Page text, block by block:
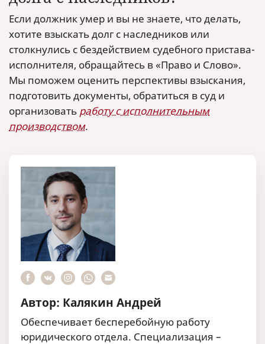
Если должник умер и вы не знаете, что делать,
хотите взыскать долг с наследников или
столкнулись с бездействием судебного пристава-
исполнителя, обращайтесь в «Право и Слово».
Мы поможем оценить перспективы взыскания,
подготовить документы, обратиться в суд и
организовать работу с исполнительным
производством.
Автор: Калякин Андрей
Обеспечивает бесперебойную работу
юридического отдела. Специализация –